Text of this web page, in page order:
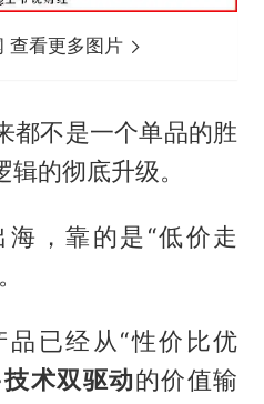
查看更多图片
都不是一个单品的胜
的彻底升级。
，靠的是“低价走
已经从“性价比优
术双驱动的价值输